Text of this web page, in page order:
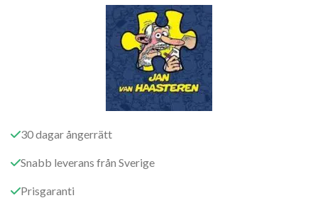
30 dagar ångerrätt
Snabb leverans från Sverige
Prisgaranti